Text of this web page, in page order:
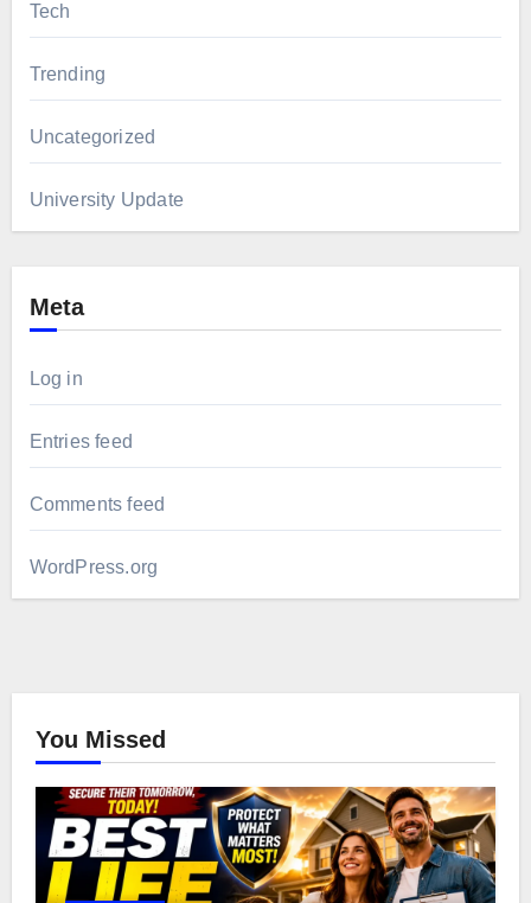
Tech
Trending
Uncategorized
University Update
Meta
Log in
Entries feed
Comments feed
WordPress.org
You Missed